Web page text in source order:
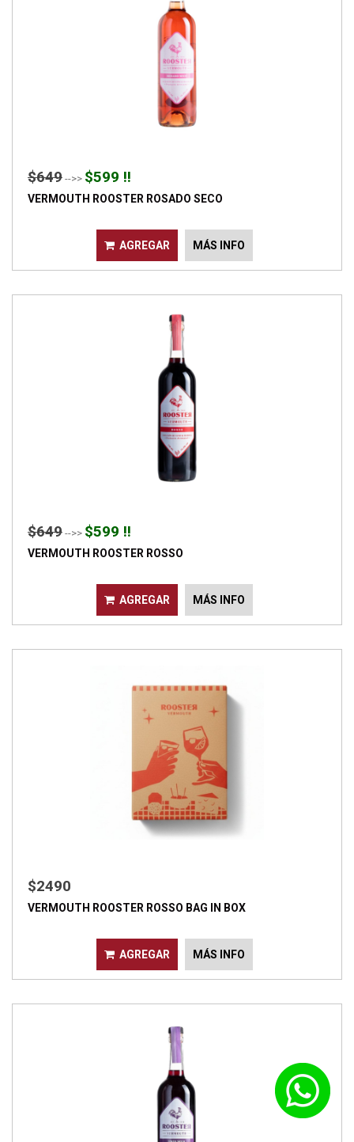
$649 -->> $599 !!
VERMOUTH ROOSTER ROSADO SECO
AGREGAR MÁS INFO
$649 -->> $599 !!
VERMOUTH ROOSTER ROSSO
AGREGAR MÁS INFO
$2490
VERMOUTH ROOSTER ROSSO BAG IN BOX
AGREGAR MÁS INFO